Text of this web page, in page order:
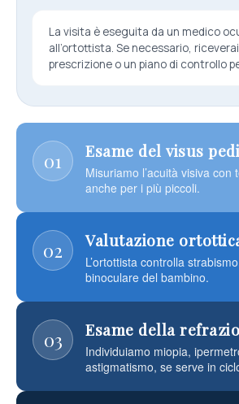
La visita è eseguita da un medico
all’ortottista. Se necessario,
prescrizione o un piano di controllo
01 Esame del visus
Misuriamo l’acuità visiva con
anche per i più piccoli.
02 Valutazione
L’ortottista controlla
binoculare del bambino.
03 Esame della
Individuiamo miopia,
astigmatismo, se serve in